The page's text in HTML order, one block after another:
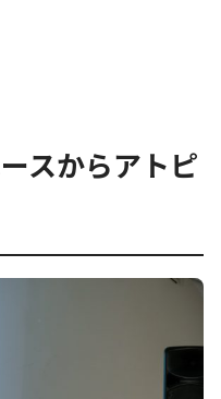
スからアトピ